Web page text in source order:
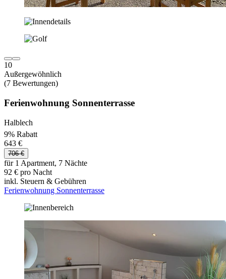
10
Außergewöhnlich
(7 Bewertungen)
Ferienwohnung Sonnenterrasse
Halblech
9% Rabatt
643 €
706 €
für 1 Apartment, 7 Nächte
92 € pro Nacht
inkl. Steuern & Gebühren
Ferienwohnung Sonnenterrasse